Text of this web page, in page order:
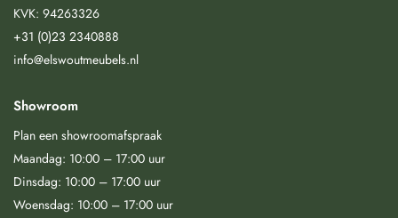
KVK: 94263326
+31 (0)23 2340888
info@elswoutmeubels.nl
Showroom
Plan een showroomafspraak
Maandag: 10:00 – 17:00 uur
Dinsdag: 10:00 – 17:00 uur
Woensdag: 10:00 – 17:00 uur